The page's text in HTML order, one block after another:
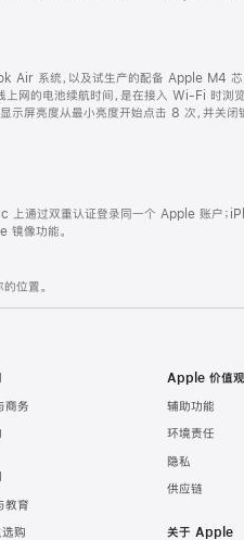
系统，以及试生产的配备 Apple M4
网的电池续航时间，是在接入 Wi-Fi 时浏
屏亮度从最小亮度开始点击 8 次，并关闭
通过双重认证登录同一个 Apple 账户；
镜像功能。
位置。
商务
教育
购
Apple 价值观
辅助功能
环境责任
隐私
供应链
关于 Apple